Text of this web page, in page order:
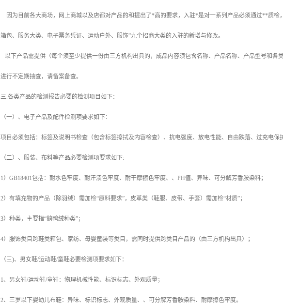
因为目前各大商场，网上商城以及店都对产品的和提出了*高的要求，入驻*是对一系列产品必须通过**质检
箱包、服务大类、电子票务凭证、运动户外、服饰”九个招商大类的入驻的新增与修改。
以下产品需提供（每个须至少提供一份由三方机构出具的，成品内容须包含名称、产品名称、产品型号和各
进行不定期抽查，请备案备查。
三.各类产品的检测报告必要的检测项目如下：
（一）、电子产品及配件检测项要求如下：
项目必须包括：标签及说明书检查（包含标签擦拭及内容检查）、抗电强度、放电性能、自由跌落、过充电保
（二）、服装、布料等产品必要检测项要求如下:
1）GB18401包括：耐水色牢度、耐汗渍色牢度、耐干摩擦色牢度、、PH值、异味、可分解芳香胺染料；
2）有填充物的产品（除羽绒）需加检“原料要求”，皮革类（鞋服、皮带、手套）需加检“材质”；
3）种类，主要指“鹅鸭绒种类”；
4）服饰类目跨鞋类箱包、家纺、母婴童装等类目，需同时提供跨类目产品的（由三方机构出具）；
（三)、男女鞋/运动鞋/童鞋必要检测项要求如下：
1、男女鞋/运动鞋/童鞋：物理机械性能、标识标志、外观质量；
2、三岁以下婴幼儿布鞋：异味、标识标志、外观质量、、可分解芳香胺染料、耐摩擦色牢度。